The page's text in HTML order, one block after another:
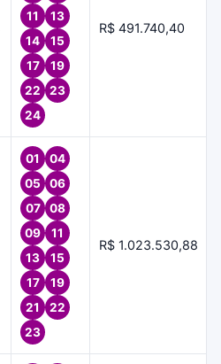
11
13
14
15
17
19
22
23
24
R$ 491.740,40
01
04
05
06
07
08
09
11
13
15
17
19
21
22
23
R$ 1.023.530,88